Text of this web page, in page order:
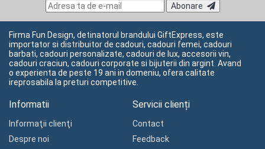
Abonare
Firma Fun Design, detinatorul brandului GiftExpress, este
importator si distribuitor de cadouri, cadouri femei, cadouri
barbati, cadouri personalizate, cadouri de lux, accesorii vin,
cadouri craciun, cadouri corporate si bijuterii din argint. Avand
o experienta de peste 19 ani in domeniu, ofera calitate
ireprosabila la preturi competitive.
Informatii
Informaţii clienţi
Despre noi
Servicii clienți
Contact
Feedback